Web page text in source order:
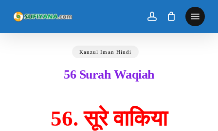
main
content
Kanzul Iman Hindi
56 Surah Waqiah
56. सूरे वाकिया